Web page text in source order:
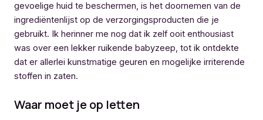
gevoelige huid te beschermen, is het doornemen van de
ingrediëntenlijst op de verzorgingsproducten die je
gebruikt. Ik herinner me nog dat ik zelf ooit enthousiast
was over een lekker ruikende babyzeep, tot ik ontdekte
dat er allerlei kunstmatige geuren en mogelijke irriterende
stoffen in zaten.
Waar moet je op letten